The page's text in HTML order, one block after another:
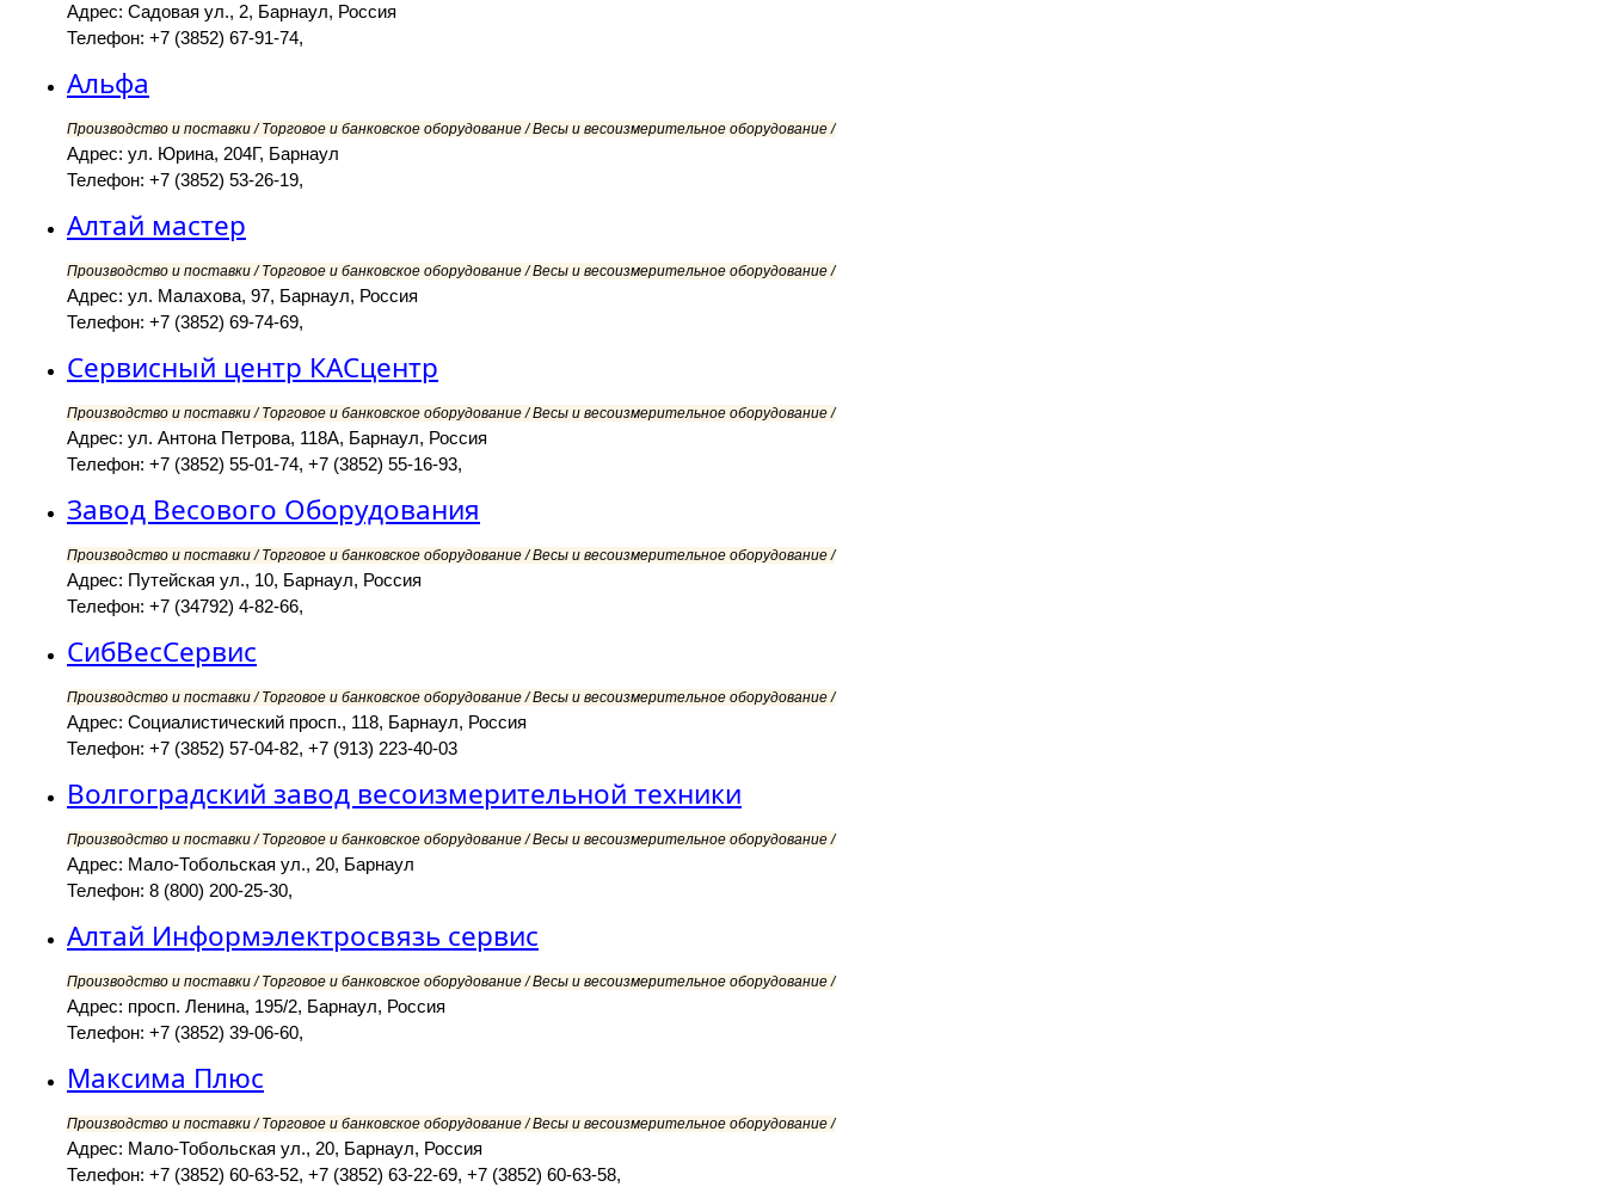
Адрес: Садовая ул., 2, Барнаул, Россия
Телефон: +7 (3852) 67-91-74,
Альфа
Производство и поставки / Торговое и банковское оборудование / Весы и весоизмерительное оборудование /
Адрес: ул. Юрина, 204Г, Барнаул
Телефон: +7 (3852) 53-26-19,
Алтай мастер
Производство и поставки / Торговое и банковское оборудование / Весы и весоизмерительное оборудование /
Адрес: ул. Малахова, 97, Барнаул, Россия
Телефон: +7 (3852) 69-74-69,
Сервисный центр КАСцентр
Производство и поставки / Торговое и банковское оборудование / Весы и весоизмерительное оборудование /
Адрес: ул. Антона Петрова, 118А, Барнаул, Россия
Телефон: +7 (3852) 55-01-74, +7 (3852) 55-16-93,
Завод Весового Оборудования
Производство и поставки / Торговое и банковское оборудование / Весы и весоизмерительное оборудование /
Адрес: Путейская ул., 10, Барнаул, Россия
Телефон: +7 (34792) 4-82-66,
СибВесСервис
Производство и поставки / Торговое и банковское оборудование / Весы и весоизмерительное оборудование /
Адрес: Социалистический просп., 118, Барнаул, Россия
Телефон: +7 (3852) 57-04-82, +7 (913) 223-40-03
Волгоградский завод весоизмерительной техники
Производство и поставки / Торговое и банковское оборудование / Весы и весоизмерительное оборудование /
Адрес: Мало-Тобольская ул., 20, Барнаул
Телефон: 8 (800) 200-25-30,
Алтай Информэлектросвязь сервис
Производство и поставки / Торговое и банковское оборудование / Весы и весоизмерительное оборудование /
Адрес: просп. Ленина, 195/2, Барнаул, Россия
Телефон: +7 (3852) 39-06-60,
Максима Плюс
Производство и поставки / Торговое и банковское оборудование / Весы и весоизмерительное оборудование /
Адрес: Мало-Тобольская ул., 20, Барнаул, Россия
Телефон: +7 (3852) 60-63-52, +7 (3852) 63-22-69, +7 (3852) 60-63-58,